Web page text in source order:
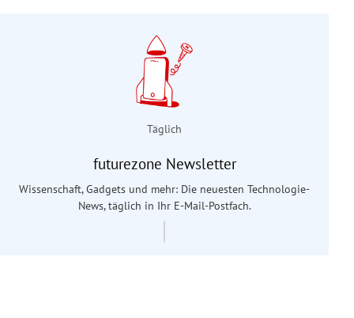
Täglich
futurezone Newsletter
Wissenschaft, Gadgets und mehr: Die neuesten Technologie-
News, täglich in Ihr E-Mail-Postfach.